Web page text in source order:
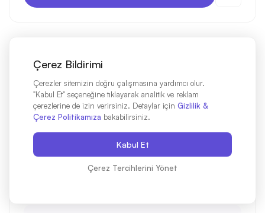
20GB
5G
Avustralya 20GB 30 Gün
Çerez Bildirimi
Çerezler sitemizin doğru çalışmasına yardımcı olur.
"Kabul Et" seçeneğine tıklayarak analitik ve reklam
çerezlerine de izin verirsiniz. Detaylar için Gizlilik &
Çerez Politikamıza bakabilirsiniz.
Kabul Et
Çerez Tercihlerini Yönet